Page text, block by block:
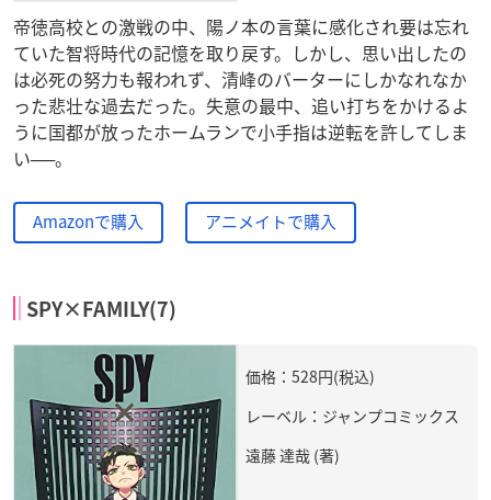
帝徳高校との激戦の中、陽ノ本の言葉に感化され要は忘れ
ていた智将時代の記憶を取り戻す。しかし、思い出したの
は必死の努力も報われず、清峰のバーターにしかなれなか
った悲壮な過去だった。失意の最中、追い打ちをかけるよ
うに国都が放ったホームランで小手指は逆転を許してしま
い──。
Amazonで購入 アニメイトで購入
SPY×FAMILY(7)
価格：528円(税込)
レーベル：ジャンプコミックス
遠藤 達哉 (著)